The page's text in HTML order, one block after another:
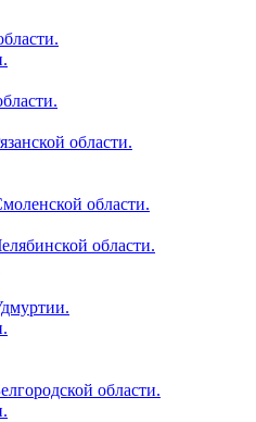
области.
области.
области.
области.